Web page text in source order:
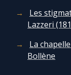
Les
Lazzeri
La
Bollène